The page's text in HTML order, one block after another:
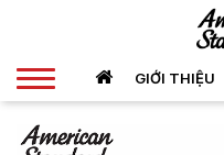
GIỚI THIỆU